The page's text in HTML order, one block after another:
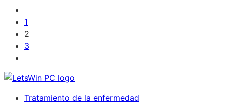
1
2
3
Tratamiento de la enfermedad